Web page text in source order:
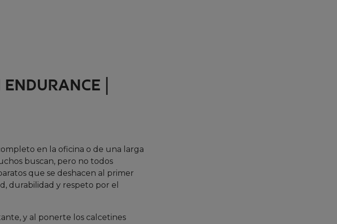
|
en la oficina o de una larga
buscan, pero no todos
que se deshacen al primer
durabilidad y respeto por el
y al ponerte los calcetines